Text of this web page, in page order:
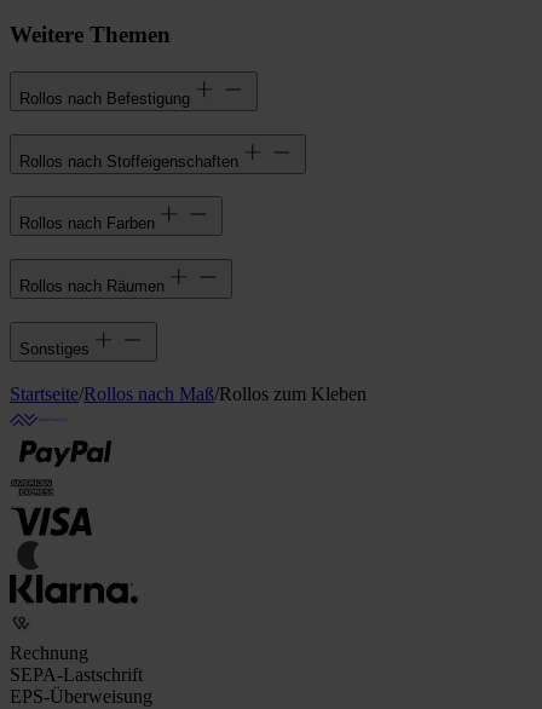
Weitere Themen
Rollos nach Befestigung
Rollos nach Stoffeigenschaften
Rollos nach Farben
Rollos nach Räumen
Sonstiges
Startseite/Rollos nach Maß/Rollos zum Kleben
Rechnung
SEPA-Lastschrift
EPS-Überweisung